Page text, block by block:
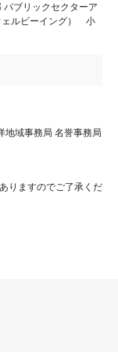
ブリックセクターア
ェルビーイング） 小
地域事務局 名誉事務局
りますのでご了承くだ